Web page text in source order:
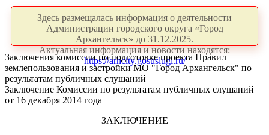
Здесь размещалась информация о деятельности
Администрации городского округа «Город
Архангельск» до 31.12.2025.
Актуальная информация и новости находятся:
https://arhcity.gosuslugi.ru/
Заключения комиссии по подготовке проекта Правил
землепользования и застройки МО "Город Архангельск" по
результатам публичных слушаний
Заключение Комиссии по результатам публичных слушаний
от 16 декабря 2014 года
ЗАКЛЮЧЕНИЕ